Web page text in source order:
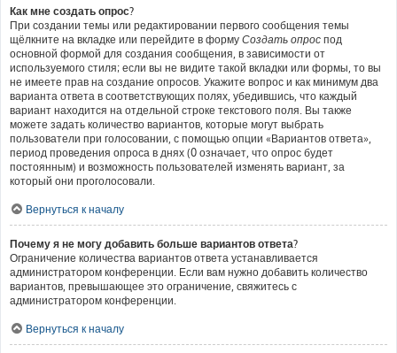
Как мне создать опрос?
При создании темы или редактировании первого сообщения темы
щёлкните на вкладке или перейдите в форму Создать опрос под
основной формой для создания сообщения, в зависимости от
используемого стиля; если вы не видите такой вкладки или формы, то вы
не имеете прав на создание опросов. Укажите вопрос и как минимум два
варианта ответа в соответствующих полях, убедившись, что каждый
вариант находится на отдельной строке текстового поля. Вы также
можете задать количество вариантов, которые могут выбрать
пользователи при голосовании, с помощью опции «Вариантов ответа»,
период проведения опроса в днях (0 означает, что опрос будет
постоянным) и возможность пользователей изменять вариант, за
который они проголосовали.
Вернуться к началу
Почему я не могу добавить больше вариантов ответа?
Ограничение количества вариантов ответа устанавливается
администратором конференции. Если вам нужно добавить количество
вариантов, превышающее это ограничение, свяжитесь с
администратором конференции.
Вернуться к началу